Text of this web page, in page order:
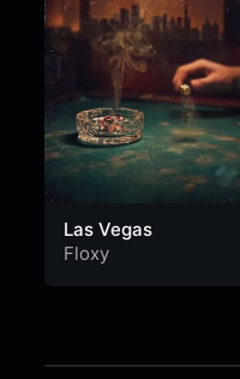
Las Vegas
Floxy